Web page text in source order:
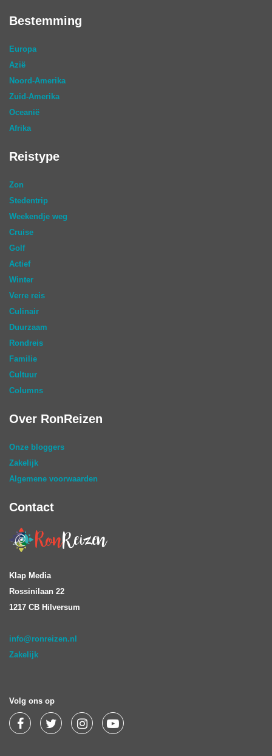
Bestemming
Europa
Azië
Noord-Amerika
Zuid-Amerika
Oceanië
Afrika
Reistype
Zon
Stedentrip
Weekendje weg
Cruise
Golf
Actief
Winter
Verre reis
Culinair
Duurzaam
Rondreis
Familie
Cultuur
Columns
Over RonReizen
Onze bloggers
Zakelijk
Algemene voorwaarden
Contact
Klap Media
Rossinilaan 22
1217 CB Hilversum
info@ronreizen.nl
Zakelijk
Volg ons op